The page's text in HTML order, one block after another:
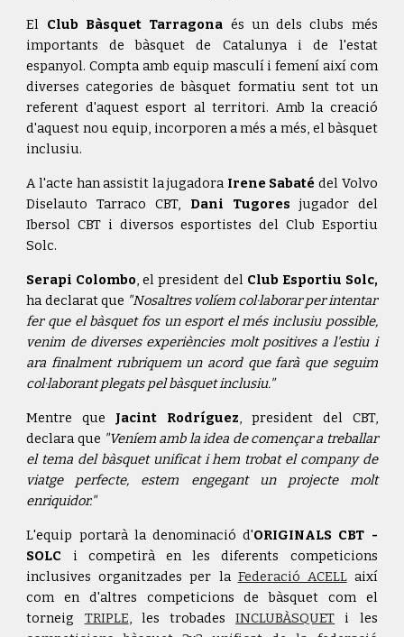
El Club Bàsquet Tarragona és un dels clubs més
importants de bàsquet de Catalunya i de l'estat
espanyol. Compta amb equip masculí i femení així com
diverses categories de bàsquet formatiu sent tot un
referent d'aquest esport al territori. Amb la creació
d'aquest nou equip, incorporen a més a més, el bàsquet
inclusiu.
A l'acte han assistit la jugadora Irene Sabaté del Volvo
Diselauto Tarraco CBT, Dani Tugores jugador del
Ibersol CBT i diversos esportistes del Club Esportiu
Solc.
Serapi Colombo, el president del Club Esportiu Solc,
ha declarat que "Nosaltres volíem col·laborar per intentar
fer que el bàsquet fos un esport el més inclusiu possible,
venim de diverses experiències molt positives a l'estiu i
ara finalment rubriquem un acord que farà que seguim
col·laborant plegats pel bàsquet inclusiu."
Mentre que Jacint Rodríguez, president del CBT,
declara que "Veníem amb la idea de començar a treballar
el tema del bàsquet unificat i hem trobat el company de
viatge perfecte, estem engegant un projecte molt
enriquidor."
L'equip portarà la denominació d'ORIGINALS CBT -
SOLC i competirà en les diferents competicions
inclusives organitzades per la Federació ACELLaixí
com en d'altres competicions de bàsquet com el
torneig TRIPLE, les trobadesINCLUBÀSQUET i les